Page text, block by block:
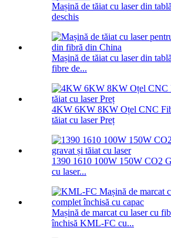
Mașină de tăiat cu laser din
deschis
Mașină de tăiat cu laser din
fibre de...
4KW 6KW 8KW Oțel CNC
tăiat cu laser Preț
1390 1610 100W 150W CO2
cu laser...
Mașină de marcat cu laser cu
închisă KML-FC cu...